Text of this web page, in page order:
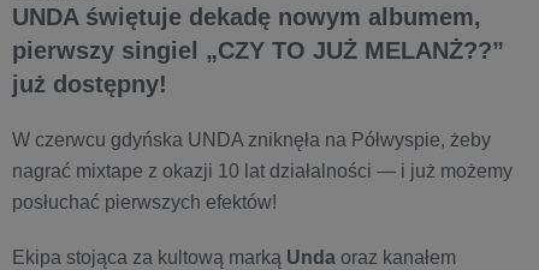
UNDA świętuje dekadę nowym albumem,
pierwszy singiel „CZY TO JUŻ MELANŻ??”
już dostępny!
W czerwcu gdyńska UNDA zniknęła na Półwyspie, żeby
nagrać mixtape z okazji 10 lat działalności — i już możemy
posłuchać pierwszych efektów!
Ekipa stojąca za kultową marką Unda oraz kanałem